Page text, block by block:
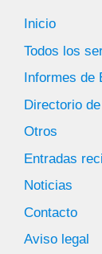
Inicio
Todos los
Informes de
Directorio
Otros
Entradas
Noticias
Contacto
Aviso legal